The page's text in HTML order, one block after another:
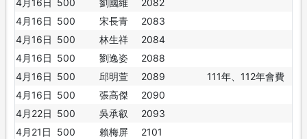
4月16日 500 劉國維
2082
4月16日 500 宋長青
2083
4月16日 500 林生祥
2084
4月16日 500 劉逸姿
2088
4月16日 500 邱明萱 2089
111年、112年會費
4月16日 500 張高傑
2090
4月22日 500 吳承叡
2093
4月21日
500 賴梅屏
2101